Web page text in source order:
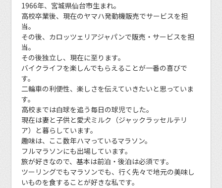
1966年、宮城県仙台市生まれ。
高校卒業後、現在のヤマハ発動機販売でサービスを担
当。
その後、カロッツェリアジャパンで販売・サービスを担
当。
その後独立し、現在に至ります。
バイクライフを楽しんでもらえることが一番の喜びで
す。
二輪車の利便性、楽しさを伝えていきたいと思っていま
す。
高校までは白球を追う毎日の球児でした。
現在は妻と子供と愛犬ミルク（ジャックラッセルテリ
ア）と暮らしています。
趣味は、ここ数年ハマっているマラソン。
フルマラソンにも出場しています。
旅が好きなので、基本は前泊・後泊は必須です。
ツーリングでもマラソンでも、行く先々で地元の美味し
いものを食することが好きな私です。